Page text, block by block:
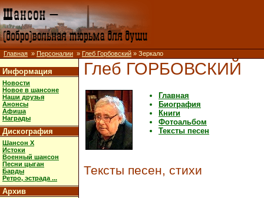
Главная » Персоналии » Глеб Горбовский » Зеркало
Информация
Новости
Новое в шансоне
Наши друзья
Анонсы
Афиша
Награды
Дискография
Шансон X
Истоки
Военный шансон
Песни цыган
Барды
Ретро, эстрада ...
Архив
Глеб ГОРБОВСКИЙ
Главная
Биография
Книги
Фотоальбом
Тексты песен
Тексты песен, стихи